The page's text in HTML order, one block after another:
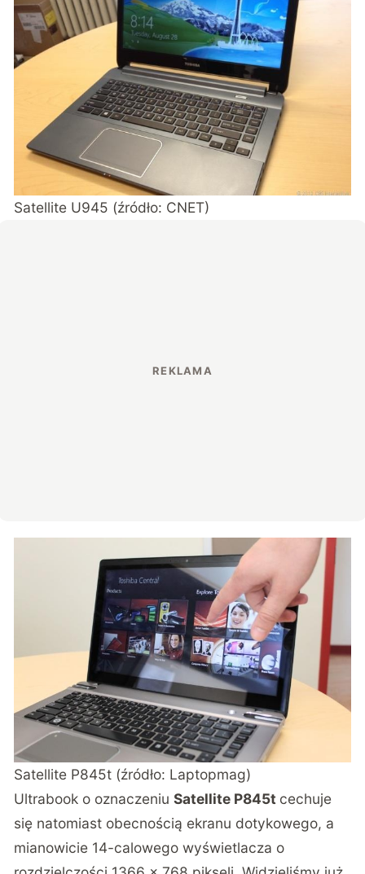
Satellite U945 (źródło: CNET)
Satellite P845t (źródło: Laptopmag)
Ultrabook o oznaczeniuSatellite P845t cechuje
się natomiast obecnością ekranu dotykowego, a
mianowicie 14-calowego wyświetlacza o